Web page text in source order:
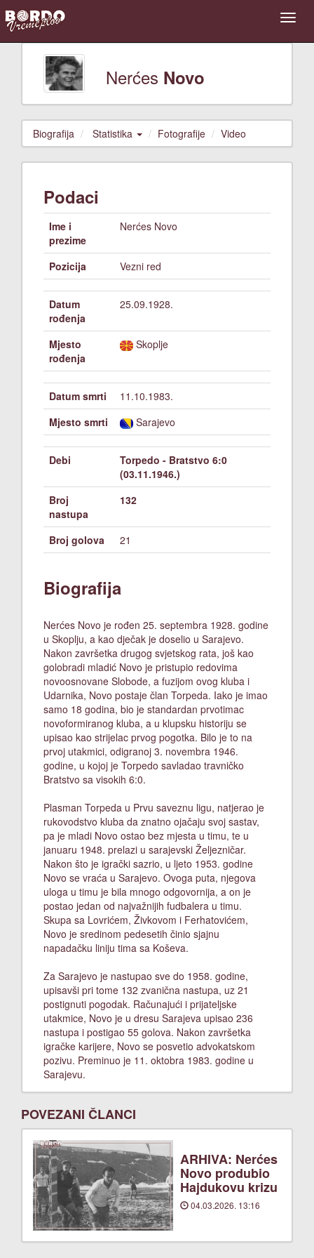
Nerćes Novo
Biografija Statistika Fotografije Video
Podaci
Ime i
prezime
Nerćes Novo
Pozicija Vezni red
Datum
rođenja
25.09.1928.
Mjesto
rođenja
Skoplje
Datum smrti
11.10.1983.
Mjesto smrti
Sarajevo
Debi
Torpedo - Bratstvo 6:0
(03.11.1946.)
Broj
nastupa
132
Broj golova 21
Biografija
Nerćes Novo je rođen 25. septembra 1928. godine
u Skoplju, a kao dječak je doselio u Sarajevo.
Nakon završetka drugog svjetskog rata, još kao
golobradi mladić Novo je pristupio redovima
novoosnovane Slobode, a fuzijom ovog kluba i
Udarnika, Novo postaje član Torpeda. Iako je imao
samo 18 godina, bio je standardan prvotimac
novoformiranog kluba, a u klupsku historiju se
upisao kao strijelac prvog pogotka. Bilo je to na
prvoj utakmici, odigranoj 3. novembra 1946.
godine, u kojoj je Torpedo savladao travničko
Bratstvo sa visokih 6:0.
Plasman Torpeda u Prvu saveznu ligu, natjerao je
rukovodstvo kluba da znatno ojačaju svoj sastav,
pa je mladi Novo ostao bez mjesta u timu, te u
januaru 1948. prelazi u sarajevski Željezničar.
Nakon što je igrački sazrio, u ljeto 1953. godine
Novo se vraća u Sarajevo. Ovoga puta, njegova
uloga u timu je bila mnogo odgovornija, a on je
postao jedan od najvažnijih fudbalera u timu.
Skupa sa Lovrićem, Živkovom i Ferhatovićem,
Novo je sredinom pedesetih činio sjajnu
napadačku liniju tima sa Koševa.
Za Sarajevo je nastupao sve do 1958. godine,
upisavši pri tome 132 zvanična nastupa, uz 21
postignuti pogodak. Računajući i prijateljske
utakmice, Novo je u dresu Sarajeva upisao 236
nastupa i postigao 55 golova. Nakon završetka
igračke karijere, Novo se posvetio advokatskom
pozivu. Preminuo je 11. oktobra 1983. godine u
Sarajevu.
POVEZANI ČLANCI
ARHIVA: Nerćes
Novo produbio
Hajdukovu krizu
04.03.2026. 13:16